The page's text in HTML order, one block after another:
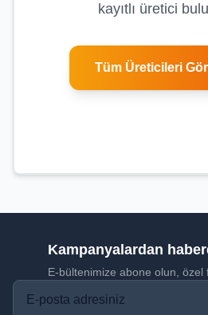
kayıtlı üretici
Tüm Üreticileri
Kampanyalardan
E-bültenimize abone olun, özel